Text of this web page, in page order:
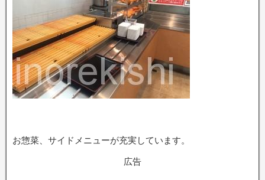
お惣菜、サイドメニューが充実しています。
広告